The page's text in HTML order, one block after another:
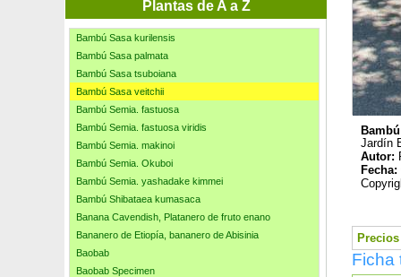
Plantas de A a Z
Bambú Sasaella m. Albostriata
Bambú Sasa kurilensis
Bambú Sasa palmata
Bambú Sasa tsuboiana
Bambú Sasa veitchii
Bambú Semia. fastuosa
Bambú Semia. fastuosa viridis
Bambú Semia. makinoi
Bambú Semia. Okuboi
Bambú Semia. yashadake kimmei
Bambú Shibataea kumasaca
Banana Cavendish, Platanero de fruto enano
Bananero de Etiopía, bananero de Abisinia
Baobab
Baobab Specimen
Jardín
Autor:
Fecha:
Ficha